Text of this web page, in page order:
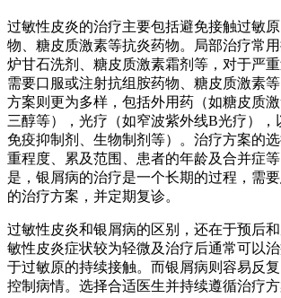
过敏性皮炎的治疗主要包括避免接触过敏
物、糖皮质激素等抗炎药物。局部治疗常
炉甘石洗剂、糖皮质激素霜剂等，对于严
需要口服或注射抗组胺药物、糖皮质激素
方案则更为多样，包括外用药（如糖皮质
三醇等），光疗（如窄波紫外线B光疗），
免疫抑制剂、生物制剂等）。治疗方案的
重程度、累及范围、患者的年龄及合并症
是，银屑病的治疗是一个长期的过程，需
的治疗方案，并定期复诊。
过敏性皮炎和银屑病的区别，还在于预后
敏性皮炎症状较为轻微及治疗后通常可以
于过敏原的持续接触。而银屑病则容易反
控制病情。选择合适医生并持续遵循治疗方